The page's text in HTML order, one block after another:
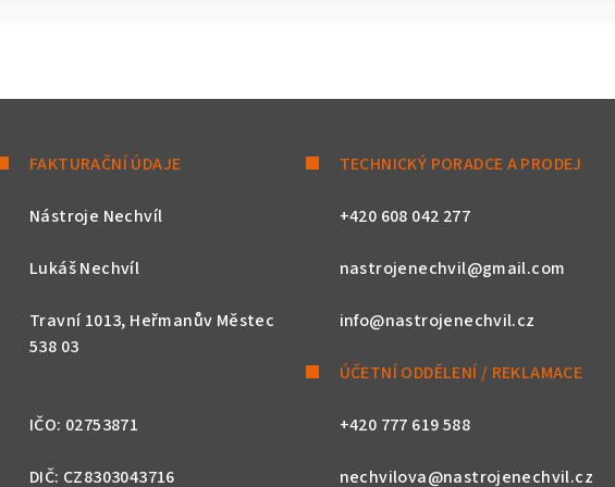
FAKTURAČNÍ ÚDAJE
Nástroje Nechvíl
Lukáš Nechvíl
Travní 1013, Heřmanův Městec
538 03
IČO: 02753871
DIČ: CZ8303043716
TECHNICKÝ PORADCE A PRODEJ
+420 608 042 277
nastrojenechvil@gmail.com
info@nastrojenechvil.cz
ÚČETNÍ ODDĚLENÍ / REKLAMACE
+420 777 619 588
nechvilova@nastrojenechvil.cz